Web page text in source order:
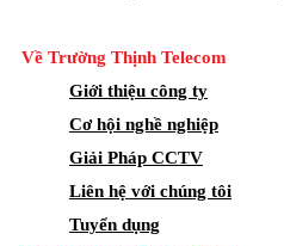
Về Trường Thịnh Telecom
Giới thiệu công ty
Cơ hội nghề nghiệp
Giải Pháp CCTV
Liên hệ với chúng tôi
Tuyển dụng